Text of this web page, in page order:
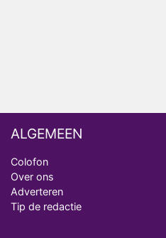
ALGEMEEN
Colofon
Over ons
Adverteren
Tip de redactie